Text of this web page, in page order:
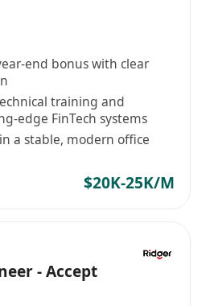
感知的前沿。在这里，你将
触觉”，与顶尖团队一起，将
产品，收获远超同龄人的成
复杂的汇报。我们崇尚简
工程师文化，用技术方案和
专业判断将获得最大程度的
期激励，并致力于营造「高
康工作节奏。
end bonus with clear
training and
edge FinTech systems
a stable, modern office
$20K-25K/M
- Accept